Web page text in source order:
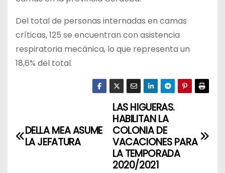
Del total de personas internadas en camas
críticas, 125 se encuentran con asistencia
respiratoria mecánica, lo que representa un
18,6% del total.
a
LAS HIGUERAS.
HABILITAN LA
COLONIA DE
VACACIONES PARA
LA TEMPORADA
2020/2021
DELLA MEA ASUME
LA JEFATURA